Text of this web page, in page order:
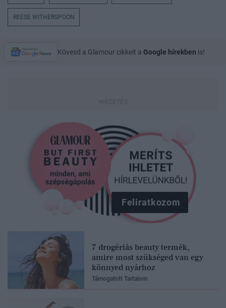
REESE WITHERSPOON
Kövesd a Glamour cikkeit a Google hírekben is!
Feliratkozom
7 drogériás beauty termék,
amire most szükséged van egy
könnyed nyárhoz
Támogatott Tartalom